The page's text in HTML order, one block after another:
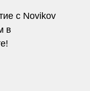
с Novikov
в